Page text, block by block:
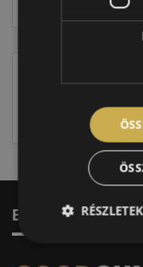
Figyelem a
címkével ellátott
Elérhetőség